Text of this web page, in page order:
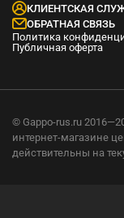
КЛИЕНТСКАЯ
ОБРАТНАЯ СВЯЗЬ
Политика
Публичная оферта
© Gappo-rus.ru
интернет-магазине
действительны на